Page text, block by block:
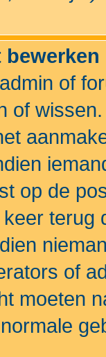
of
of
op de
terug
of
moeten